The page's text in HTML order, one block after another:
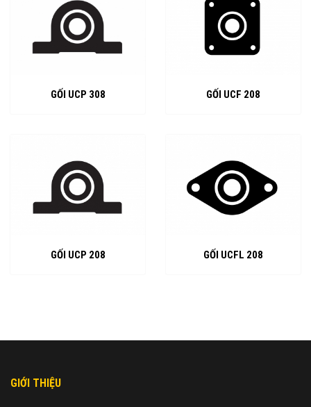
GỐI UCP 308 GỐI UCF 208
GỐI UCP 208 GỐI UCFL 208
GIỚI THIỆU